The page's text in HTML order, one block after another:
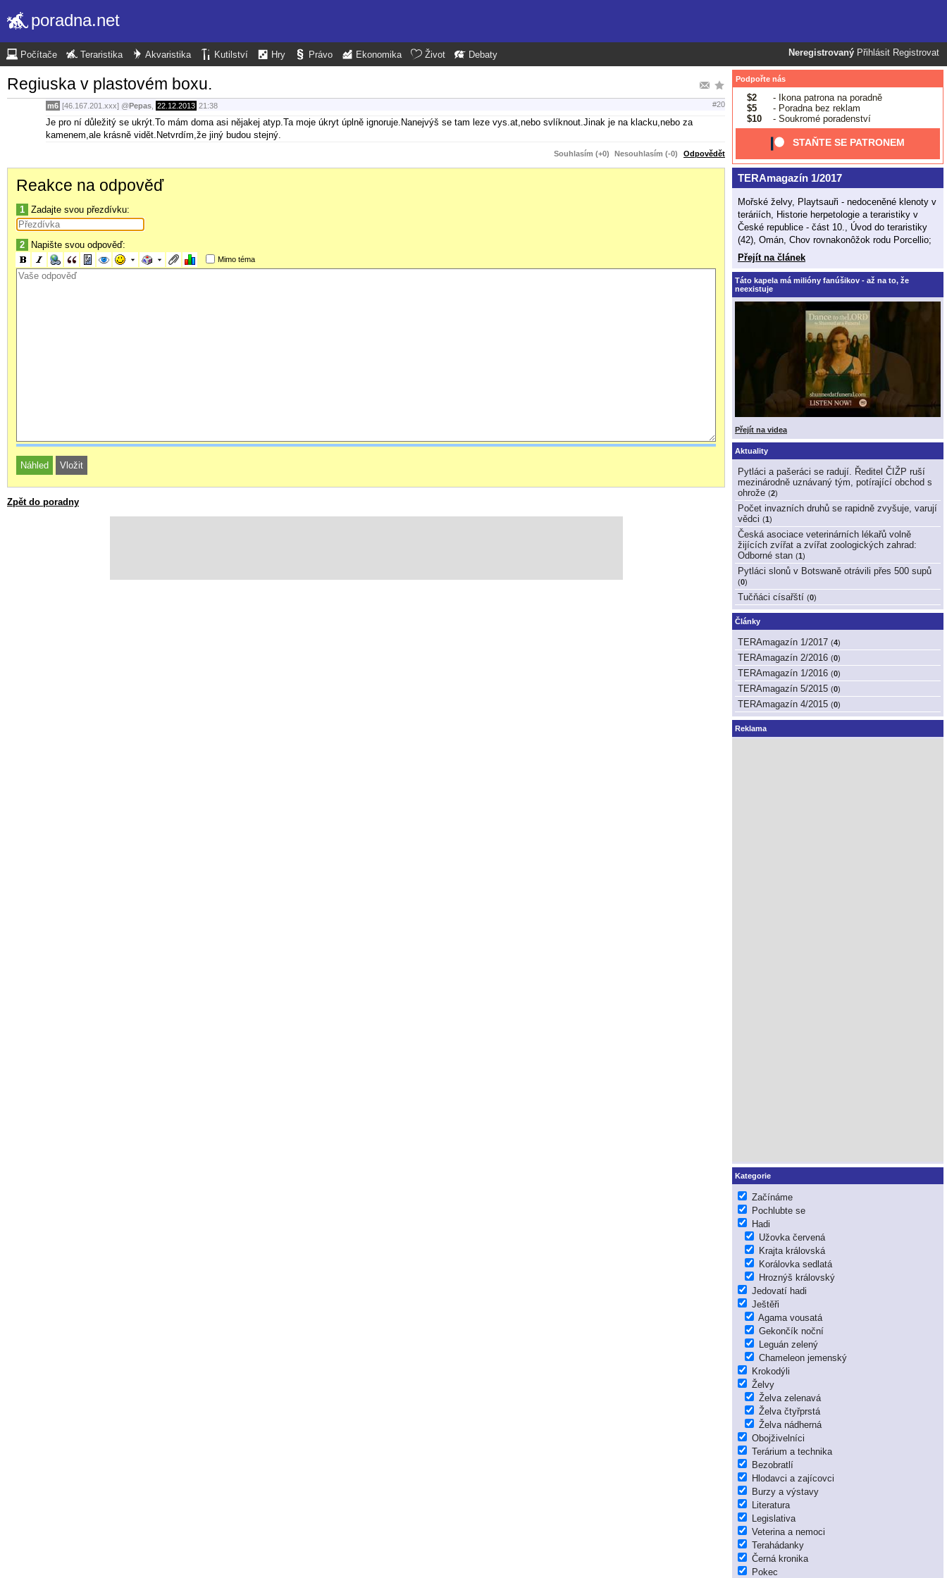
poradna.net
Neregistrovaný Přihlásit Registrovat
Počítače Teraristika Akvaristika Kutilství Hry Právo Ekonomika Život Debaty
Regiuska v plastovém boxu.
m6 [46.167.201.xxx] @Pepas 22.12.2013 21:38 #20
Je pro ní důležitý se ukrýt.To mám doma asi nějakej atyp.Ta moje úkryt úplně ignoruje.Nanejvýš se tam leze vys.at,nebo svlíknout.Jinak je na klacku,nebo za
kamenem,ale krásně vidět.Netvrdím,že jiný budou stejný.
Souhlasím (+0) Nesouhlasím (-0) Odpovědět
Reakce na odpověď
1 Zadajte svou přezdívku:
2 Napište svou odpověď:
Mimo téma
Zpět do poradny
Podpořte nás
$2
- Ikona patrona na poradně
$5
- Poradna bez reklam
$10
- Soukromé poradenství
STAŇTE SE PATRONEM
TERAmagazín 1/2017
Mořské želvy, Playtsauři - nedoceněné klenoty v
teráriích, Historie herpetologie a teraristiky v
České republice - část 10., Úvod do teraristiky
(42), Omán, Chov rovnakonôžok rodu Porcellio;
Přejít na článek
Táto kapela má milióny fanúšikov - až na to, že
neexistuje
Přejít na videa
Aktuality
Pytláci a pašeráci se radují. Ředitel ČIŽP ruší
mezinárodně uznávaný tým, potírající obchod s
ohrože (2)
Počet invazních druhů se rapidně zvyšuje, varují
vědci (1)
Česká asociace veterinárních lékařů volně
žijících zvířat a zvířat zoologických zahrad:
Odborné stan (1)
Pytláci slonů v Botswaně otrávili přes 500 supů
(0)
Tučňáci císařští (0)
Články
TERAmagazín 1/2017 (4)
TERAmagazín 2/2016 (0)
TERAmagazín 1/2016 (0)
TERAmagazín 5/2015 (0)
TERAmagazín 4/2015 (0)
Reklama
Kategorie
Začínáme
Pochlubte se
Hadi
Užovka červená
Krajta královská
Korálovka sedlatá
Hroznýš královský
Jedovatí hadi
Ještěři
Agama vousatá
Gekončík noční
Leguán zelený
Chameleon jemenský
Krokodýli
Želvy
Želva zelenavá
Želva čtyřprstá
Želva nádherná
Obojživelníci
Terárium a technika
Bezobratlí
Hlodavci a zajícovci
Burzy a výstavy
Literatura
Legislativa
Veterina a nemoci
Terahádanky
Černá kronika
Pokec